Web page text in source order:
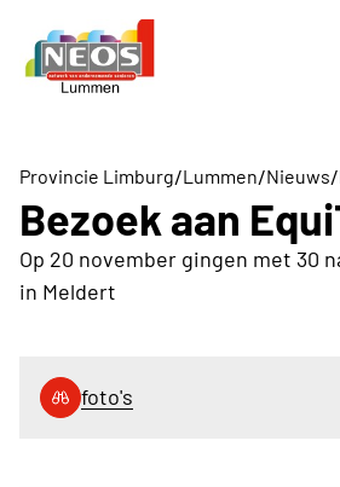
Provincie Limburg/Lummen/Nieuws/
Bezoek aan
Op 20 november gingen met 30
in Meldert
foto's